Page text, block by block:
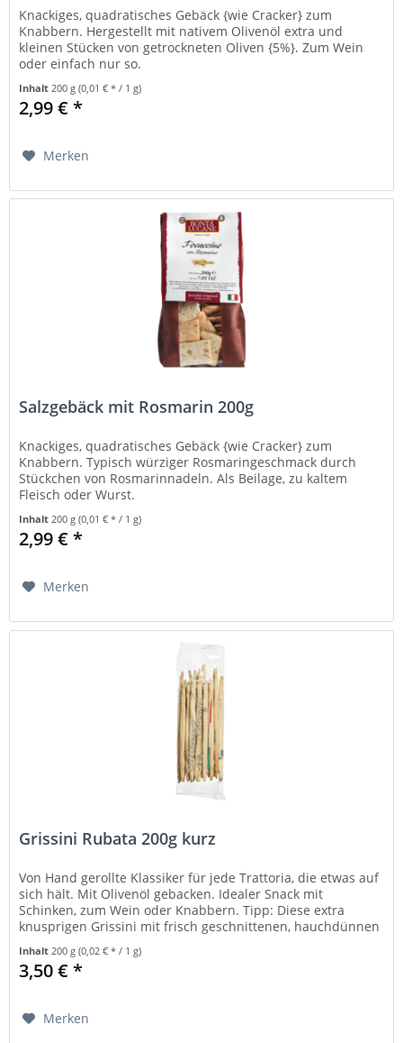
Knackiges, quadratisches Gebäck {wie Cracker} zum
Knabbern. Hergestellt mit nativem Olivenöl extra und
kleinen Stücken von getrockneten Oliven {5%}. Zum Wein
oder einfach nur so.
Inhalt 200 g(0,01 € * / 1 g)
2,99 € *
Merken
Salzgebäck mit Rosmarin 200g
Knackiges, quadratisches Gebäck {wie Cracker} zum
Knabbern. Typisch würziger Rosmaringeschmack durch
Stückchen von Rosmarinnadeln. Als Beilage, zu kaltem
Fleisch oder Wurst.
Inhalt200 g(0,01 € * / 1 g)
2,99 € *
Merken
Grissini Rubata 200g kurz
Von Hand gerollte Klassiker für jede Trattoria, die etwas auf
sich hält. Mit Olivenöl gebacken. Idealer Snack mit
Schinken, zum Wein oder Knabbern. Tipp: Diese extra
knusprigen Grissini mit frisch geschnittenen, hauchdünnen
Inhalt200 g(0,02 € * / 1 g)
3,50 € *
Merken